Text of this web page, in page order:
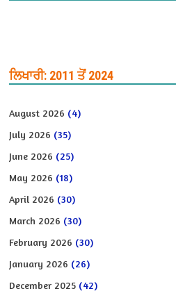
ਲਿਖਾਰੀ: 2011 ਤੋਂ 2024
August 2026 (4)
July 2026 (35)
June 2026 (25)
May 2026 (18)
April 2026 (30)
March 2026 (30)
February 2026 (30)
January 2026 (26)
December 2025 (42)